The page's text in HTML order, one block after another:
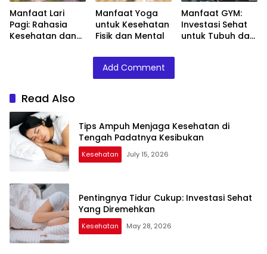
Manfaat Lari
Pagi: Rahasia
Kesehatan dan
Manfaat Yoga
untuk Kesehatan
Fisik dan Mental
Manfaat GYM:
Investasi Sehat
untuk Tubuh dan
Add Comment
Read Also
Tips Ampuh Menjaga Kesehatan di
Tengah Padatnya Kesibukan
Kesehatan July 15, 2026
Pentingnya Tidur Cukup: Investasi Sehat
Yang Diremehkan
Kesehatan May 28, 2026